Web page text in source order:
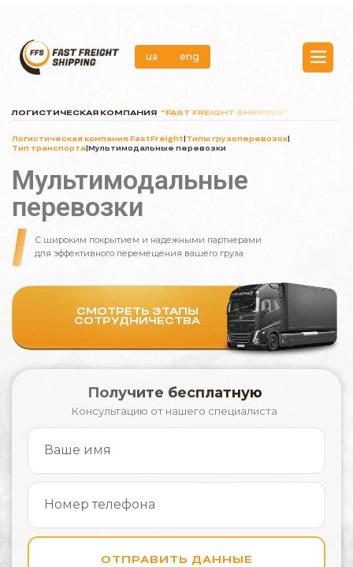
ua eng
ЛОГИСТИЧЕСКАЯ КОМПАНИЯ “FAST FREIGHT SHIPPING”
Логистическая компания FastFreight Типы грузоперевозок
Тип транспорта Мультимодальные перевозки
Мультимодальные
перевозки
С широким покрытием и надежными партнерами
для эффективного перемещения вашего груза
СМОТРЕТЬ ЭТАПЫ
СОТРУДНИЧЕСТВА
Получите бесплатную
Консультацию от нашего специалиста
ОТПРАВИТЬ ДАННЫЕ
Услуги
О нас
Этапы сотрудничества
Кейсы
FAQ